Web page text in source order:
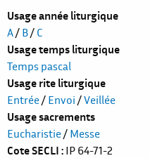
Usage année liturgique
A/ B/ C
Usage temps liturgique
Temps pascal
Usage rite liturgique
Entrée/ Envoi /Veillée
Usage sacrements
Eucharistie/ Messe
Cote SECLI IP 64-71-2